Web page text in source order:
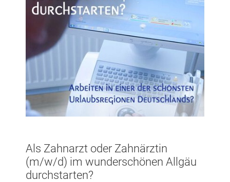
Als Zahnarzt oder Zahnärztin
(m/w/d) im wunderschönen Allgäu
durchstarten?